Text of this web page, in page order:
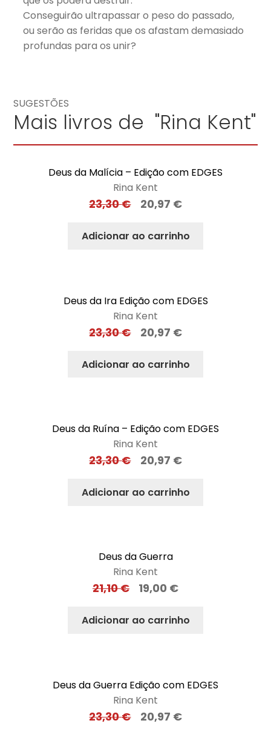
Conseguirão ultrapassar o peso do passado,
ou serão as feridas que os afastam demasiado
profundas para os unir?
SUGESTÕES
Mais livros de "Rina Kent"
Deus da Malícia – Edição com EDGES
Rina Kent
23,30€ 20,97 €
Adicionar ao carrinho
Deus da Ira Edição com EDGES
Rina Kent
23,30€ 20,97 €
Adicionar ao carrinho
Deus da Ruína – Edição com EDGES
Rina Kent
23,30€ 20,97 €
Adicionar ao carrinho
Deus da Guerra
Rina Kent
21,10€ 19,00 €
Adicionar ao carrinho
Deus da Guerra Edição com EDGES
Rina Kent
23,30€ 20,97 €